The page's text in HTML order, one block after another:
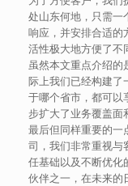
处山东何地，只需一
响应，并安排合适的
活性极大地方便了不
虽然本文重点介绍
际上我们已经构建了
于哪个省市，都可以
步扩大了业务覆盖面
最后但同样重要的一
司，我们非常重视与
任基础以及不断优化
伙伴之一，在未来的